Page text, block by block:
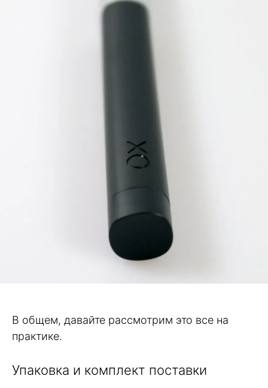
В общем, давайте рассмотрим это все на
практике.
Упаковка и комплект поставки